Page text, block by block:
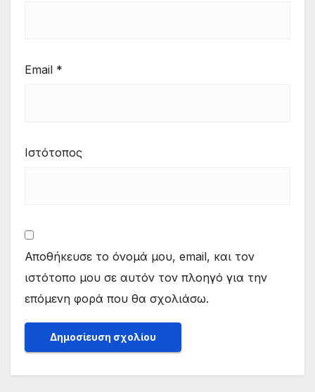
Email *
Ιστότοπος
Αποθήκευσε το όνομά μου, email, και τον
ιστότοπο μου σε αυτόν τον πλοηγό για την
επόμενη φορά που θα σχολιάσω.